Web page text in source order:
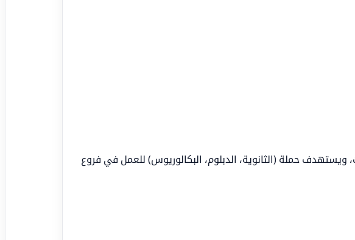
حملة (الثانوية، الدبلوم، البكالوريوس) للعمل في فروع